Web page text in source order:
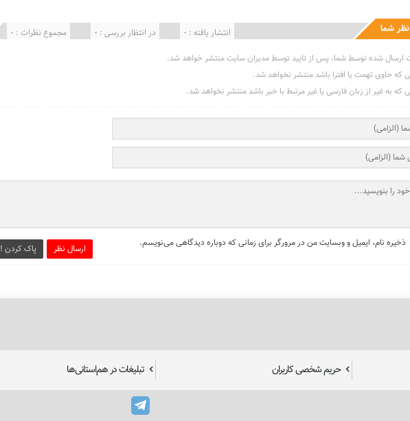
شما مجموع نظرات : 0 در انتظار بررسی : 0 انتشار یافته : 0
ارسال شده توسط شما، پس از تایید توسط مدیران سایت منتشر خواهد شد.
که حاوی تهمت یا افترا باشد منتشر نخواهد شد.
که به غیر از زبان فارسی یا غیر مرتبط با خبر باشد منتشر نخواهد شد.
ارسال نظر پاک کردن ! ذخیره نام، ایمیل و وبسایت من در مرورگر برای زمانی که دوباره دیدگاهی می‌نویسم.
حریم شخصی کاربران تبلیغات در هم‌استانی‌ها